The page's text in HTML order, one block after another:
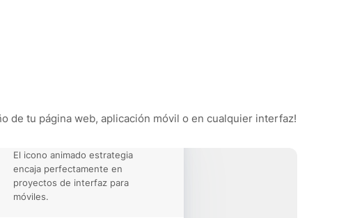
de tu página web, aplicación móvil o en cualquier interfaz!
El icono animado estrategia
encaja perfectamente en
proyectos de interfaz para
móviles.